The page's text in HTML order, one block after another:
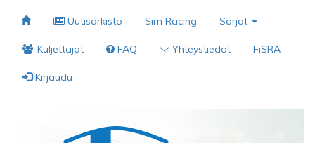
Uutisarkisto Sim Racing Sarjat
Kuljettajat FAQ Yhteystiedot FiSRA
Kirjaudu